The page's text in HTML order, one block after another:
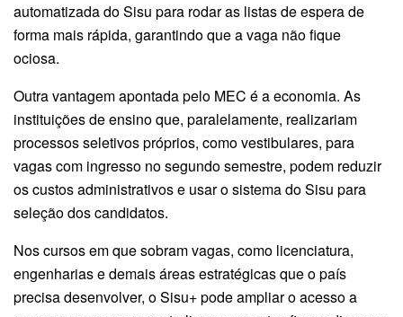
automatizada do Sisu para rodar as listas de espera de
forma mais rápida, garantindo que a vaga não fique
ociosa.
Outra vantagem apontada pelo MEC é a economia. As
instituições de ensino que, paralelamente, realizariam
processos seletivos próprios, como vestibulares, para
vagas com ingresso no segundo semestre, podem reduzir
os custos administrativos e usar o sistema do Sisu para
seleção dos candidatos.
Nos cursos em que sobram vagas, como licenciatura,
engenharias e demais áreas estratégicas que o país
precisa desenvolver, o Sisu+ pode ampliar o acesso a